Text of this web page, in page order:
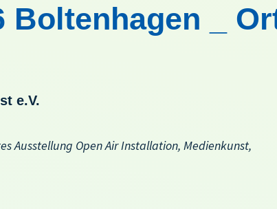
Boltenhagen _
e.V.
Ausstellung Open Air Installation, Medienkunst,